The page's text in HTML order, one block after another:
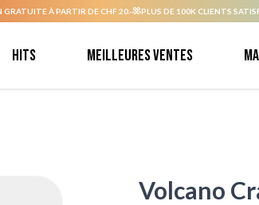
GRATUITE À PARTIR DE CHF 20.- PLUS DE 100K CLIENTS
Hits Meilleures ventes
Volcano